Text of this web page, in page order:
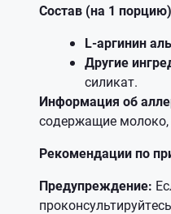
Состав (на 1
L-аргинин
Другие
силикат.
Информация об
содержащие
Рекомендации по
Предупреждение: